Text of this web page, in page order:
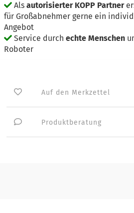
Als autorisierter KOPP Partner
für Großabnehmer gerne ein
Angebot
Service durch echte Menschen
Roboter
Auf den Merkzettel
Produktberatung